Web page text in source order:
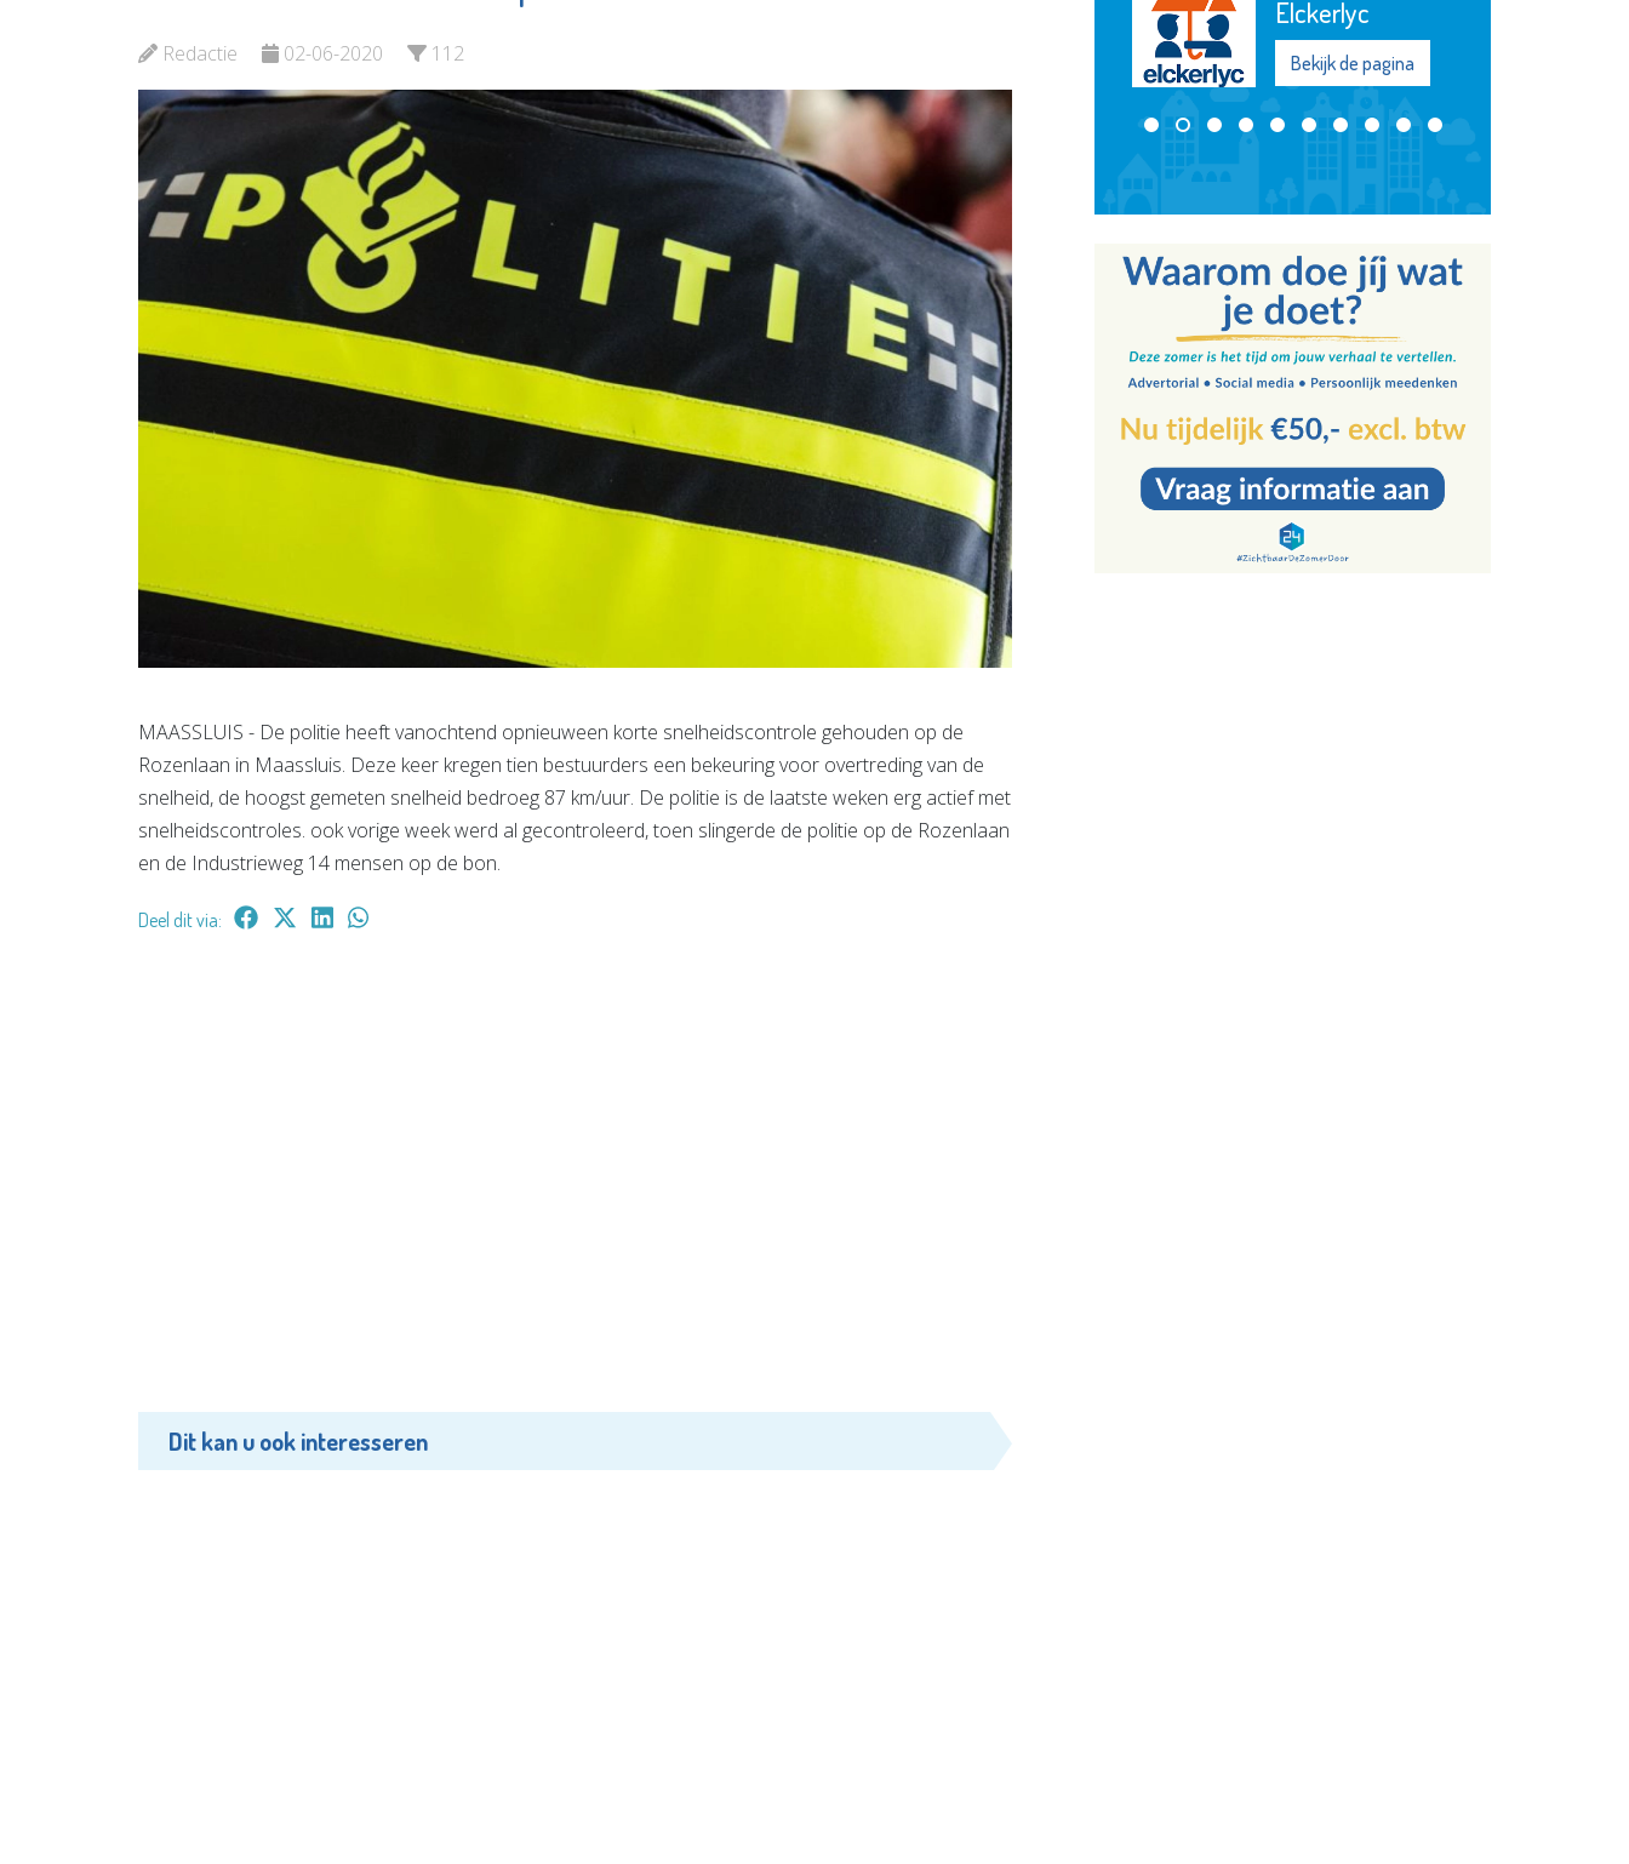
Redactie 02-06-2020 112
MAASSLUIS - De politie heeft vanochtend opnieuween korte snelheidscontrole gehouden op de
Rozenlaan in Maassluis. Deze keer kregen tien bestuurders een bekeuring voor overtreding van de
snelheid, de hoogst gemeten snelheid bedroeg 87 km/uur. De politie is de laatste weken erg actief met
snelheidscontroles. ook vorige week werd al gecontroleerd, toen slingerde de politie op de Rozenlaan
en de Industrieweg 14 mensen op de bon.
Deel dit via:
Dit kan u ook interesseren
Bekijk de pagina
Vlaardingen e.o.
Bekijk de pagina